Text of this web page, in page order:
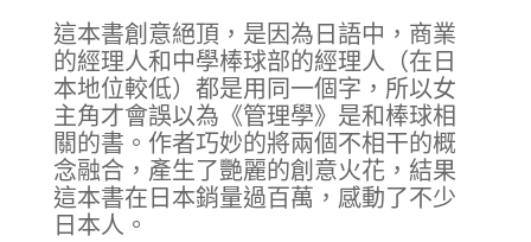
這本書創意絕頂，是因為日語中，商業
的經理人和中學棒球部的經理人（在日
本地位較低）都是用同一個字，所以女
主角才會誤以為《管理學》是和棒球相
關的書。作者巧妙的將兩個不相干的概
念融合，產生了艷麗的創意火花，結果
這本書在日本銷量過百萬，感動了不少
日本人。